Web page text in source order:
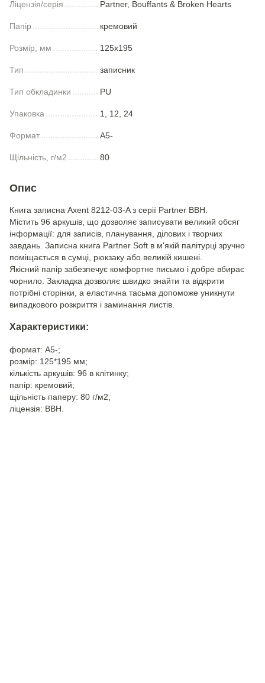
Ліцензія/серія Partner, Bouffants & Broken Hearts
Папір кремовий
Розмір, мм 125x195
Тип записник
Тип обкладинки PU
Упаковка 1, 12, 24
Формат A5-
Щільність, г/м2 80
Опис
Книга записна Axent 8212-03-A з серії Partner BBH.
Містить 96 аркушів, що дозволяє записувати великий обсяг
інформації: для записів, планування, ділових і творчих
завдань. Записна книга Partner Soft в м'якій палітурці зручно
поміщається в сумці, рюкзаку або великій кишені.
Якісний папір забезпечує комфортне письмо і добре вбирає
чорнило. Закладка дозволяє швидко знайти та відкрити
потрібні сторінки, а еластична тасьма допоможе уникнути
випадкового розкриття і заминання листів.
Характеристики:
формат: A5-;
розмір: 125*195 мм;
кількість аркушів: 96 в клітинку;
папір: кремовий;
щільність паперу: 80 г/м2;
ліцензія: BBH.